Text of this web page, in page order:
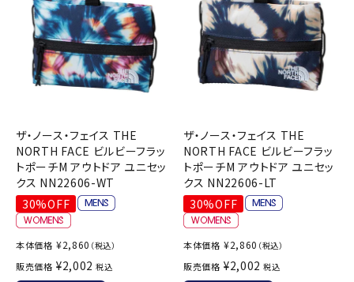
ザ・ノース・フェイス THE
NORTH FACE ビルビーフラッ
トポーチM アウトドア ユニセッ
クス NN22606-WT
30%OFF
本体価格 ¥2,860 （税込）
販売価格 ¥2,002 税込
ザ・ノース・フェイス THE
NORTH FACE ビルビーフラッ
トポーチM アウトドア ユニセッ
クス NN22606-LT
30%OFF
本体価格 ¥2,860 （税込）
販売価格 ¥2,002 税込